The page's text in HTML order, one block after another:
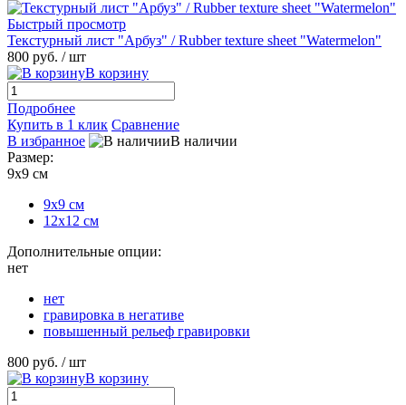
Быстрый просмотр
Текстурный лист "Арбуз" / Rubber texture sheet "Watermelon"
800 руб. / шт
В корзину
Подробнее
Купить в 1 клик Сравнение
В избранное
В наличии
Размер:
9х9 см
9х9 см
12х12 см
Дополнительные опции:
нет
нет
гравировка в негативе
повышенный рельеф гравировки
800 руб. / шт
В корзину